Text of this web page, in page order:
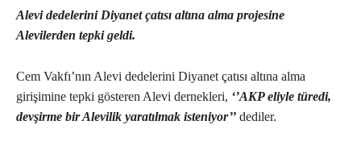
Alevi dedelerini Diyanet çatısı altına alma projesine
Alevilerden tepki geldi.
Cem Vakfı’nın Alevi dedelerini Diyanet çatısı altına alma
girişimine tepki gösteren Alevi dernekleri, ‘’AKP eliyle türedi,
devşirme bir Alevilik yaratılmak isteniyor’’ dediler.